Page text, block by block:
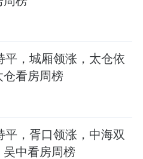
平，城厢领涨，太仓依
仓看房周榜
平，胥口领涨，中海双
中看房周榜